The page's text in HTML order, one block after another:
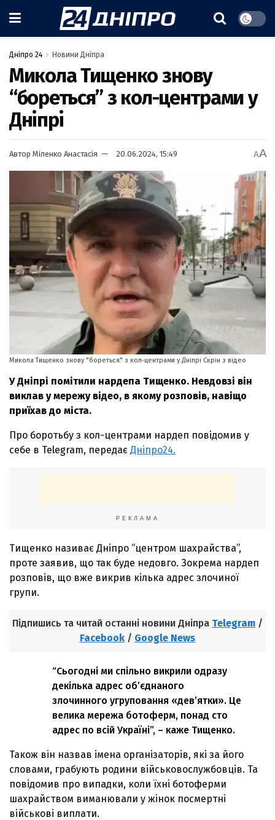
Дніпро 24 Новини Дніпра
Микола Тищенко знову
“бореться” з кол-центрами у
Дніпрі
Автор Міленко Анастасія 20.06.2024, 15:49 AA
Микола Тищенко знову "бореться" з кол-центрами у Дніпрі Скрін з відео
У Дніпрі помітили нардепа Тищенко. Невдовзі він
виклав у мережу відео, в якому розповів, навіщо
приїхав до міста.
Про боротьбу з кол-центрами нардеп повідомив у
себе в Telegram, передає Дніпро24.
РЕКЛАМА
Тищенко називає Дніпро “центром шахрайства”,
проте заявив, що так буде недовго. Зокрема нардеп
розповів, що вже викрив кілька адрес злочиної
групи.
Підпишись та читай останні новини Дніпра Telegram /
Facebook / Google News
“Сьогодні ми спільно викрили одразу
декілька адрес об’єднаного
злочинного угруповання «дев’ятки». Це
велика мережа ботоферм, понад сто
адрес по всій Україні”, – каже Тищенко.
Також він назвав імена організаторів, які за його
словами, грабують родини військовослужбовців. Та
повідомив про випадки, коли їхні ботоферми
шахрайством виманювали у жінок посмертні
військові виплати.